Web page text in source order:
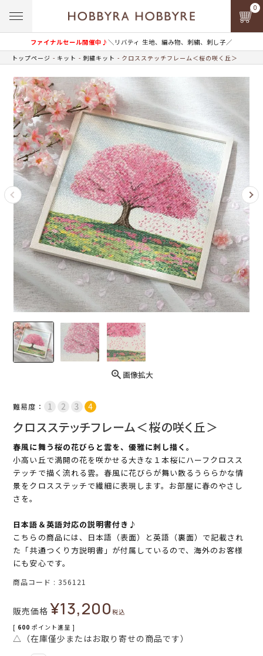
ファイナルセール開催中♪＼リバティ 生地、編み物、刺繍、刺し子／
0
トップページ キット 刺繍キット クロスステッチフレーム＜桜の咲く丘＞
画像拡大
難易度：
クロスステッチフレーム＜桜の咲く丘＞
春風に舞う桜の花びらと雲を、優雅に刺し描く。
小高い丘で満開の花を咲かせる大きな１本桜にハーフクロスス
テッチで描く流れる雲。春風に花びらが舞い散るうららかな情
景をクロスステッチで繊細に表現します。お部屋に春のやさし
さを。
日本語＆英語対応の説明書付き♪
こちらの商品には、日本語（表面）と英語（裏面）で記載され
た「共通つくり方説明書」が付属しているので、海外のお客様
にも安心です。
商品コード 356121
販売価格 ¥13,200税込
[ 600 ポイント進呈 ]
△（在庫僅少またはお取り寄せの商品です）